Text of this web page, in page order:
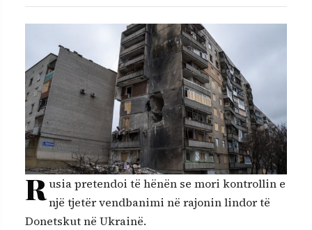
Rusia pretendoi të hënën se mori kontrollin e
një tjetër vendbanimi në rajonin lindor të
Donetskut në Ukrainë.